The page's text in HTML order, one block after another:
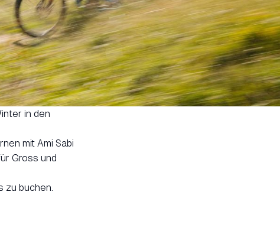
in den
mit Ami Sabi
Gross und
zu buchen.